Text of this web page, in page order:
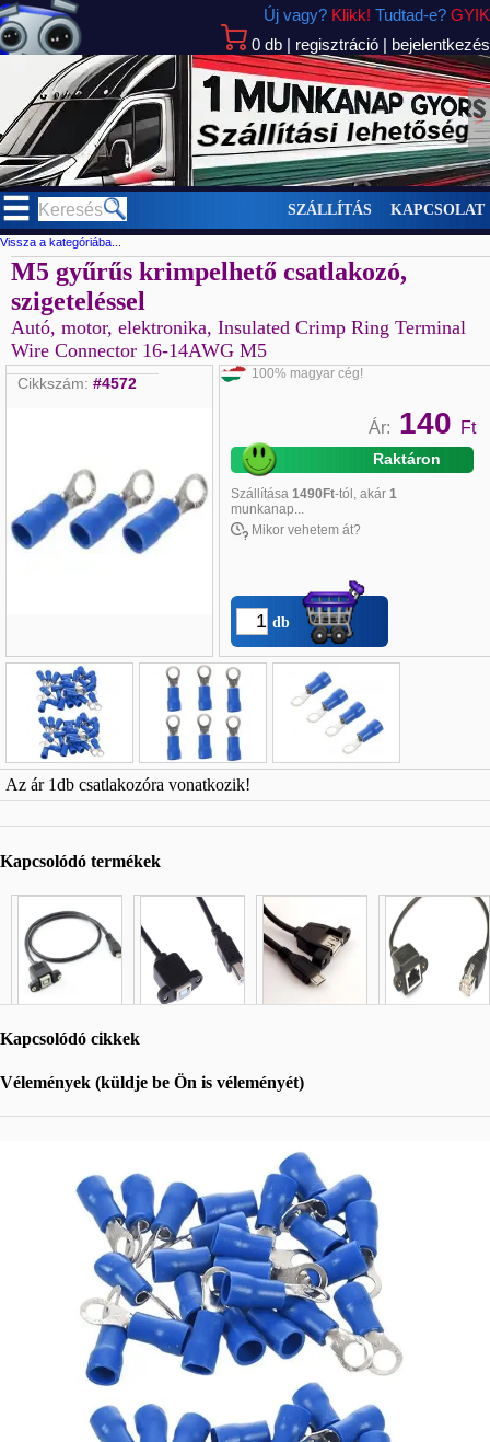
0 db | regisztráció | bejelentkezés
Új vagy? Klikk! Tudtad-e? GYIK
>
SZÁLLÍTÁS KAPCSOLAT
Vissza a kategóriába...
M5 gyűrűs krimpelhető csatlakozó,
szigeteléssel
Autó, motor, elektronika, Insulated Crimp Ring Terminal
Wire Connector 16-14AWG M5
Cikkszám: #4572
100% magyar cég!
Ár: 140 Ft
Raktáron
Szállítása1490Ft-tól, akár1
munkanap...
Mikor vehetem át?
db
Név *:
Az ár 1db csatlakozóra vonatkozik!
Kapcsolódó termékek
Kapcsolódó cikkek
Vélemények (küldje be Ön is véleményét)